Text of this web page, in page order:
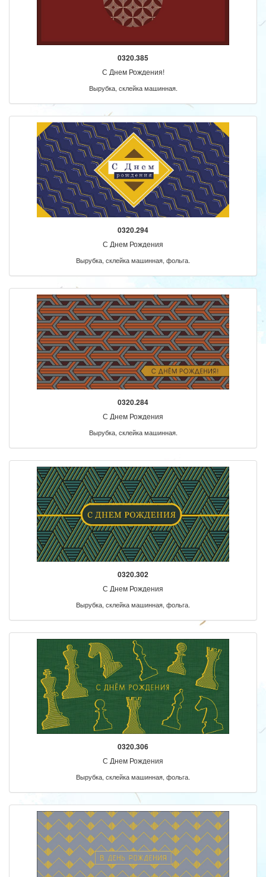
0320.385
С Днем Рождения!
Вырубка, склейка машинная.
0320.294
С Днем Рождения
Вырубка, склейка машинная, фольга.
0320.284
С Днем Рождения
Вырубка, склейка машинная.
0320.302
С Днем Рождения
Вырубка, склейка машинная, фольга.
0320.306
С Днем Рождения
Вырубка, склейка машинная, фольга.